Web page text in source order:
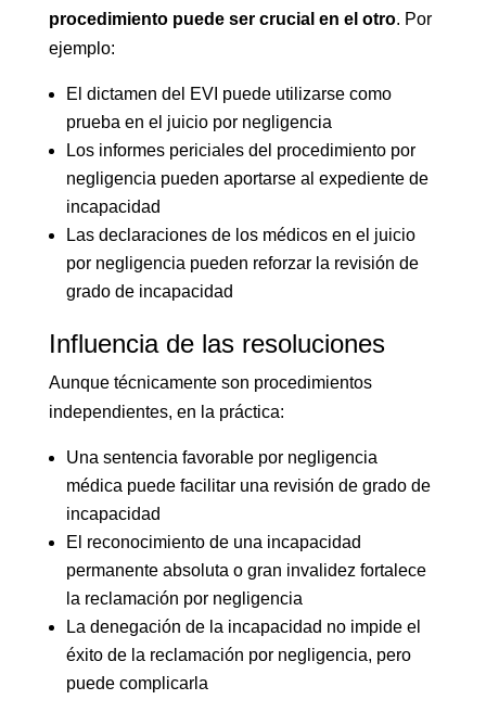
procedimiento puede ser crucial en el otro. Por
ejemplo:
El dictamen del EVI puede utilizarse como
prueba en el juicio por negligencia
Los informes periciales del procedimiento por
negligencia pueden aportarse al expediente de
incapacidad
Las declaraciones de los médicos en el juicio
por negligencia pueden reforzar la revisión de
grado de incapacidad
Influencia de las resoluciones
Aunque técnicamente son procedimientos
independientes, en la práctica:
Una sentencia favorable por negligencia
médica puede facilitar una revisión de grado de
incapacidad
El reconocimiento de una incapacidad
permanente absoluta o gran invalidez fortalece
la reclamación por negligencia
La denegación de la incapacidad no impide el
éxito de la reclamación por negligencia, pero
puede complicarla